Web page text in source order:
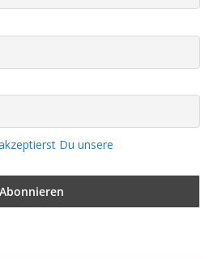
Du unsere